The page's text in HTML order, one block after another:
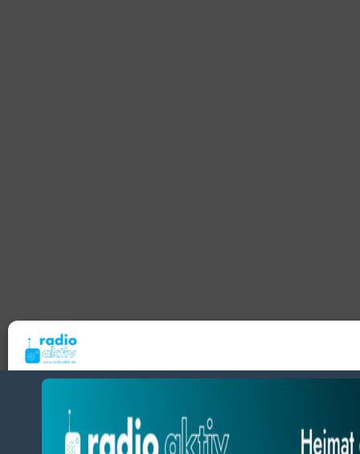
zustimmst, können wir Daten wie das Surfverhalten oder eindeutige IDs auf dieser
verarbeiten. Wenn du deine Zustimmung nicht erteilst oder zurückziehst, können
und Funktionen beeinträchtigt werden.